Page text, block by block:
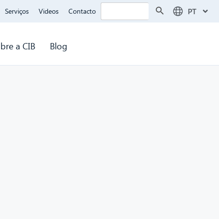
Serviços Videos Contacto Search PT
a CIB Blog